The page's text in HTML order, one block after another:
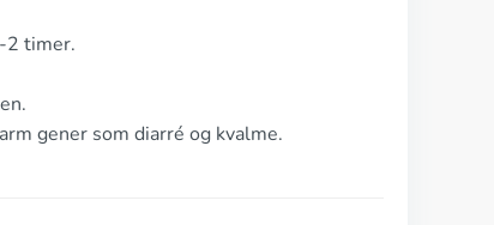
2 timer.
gener som diarré og kvalme.